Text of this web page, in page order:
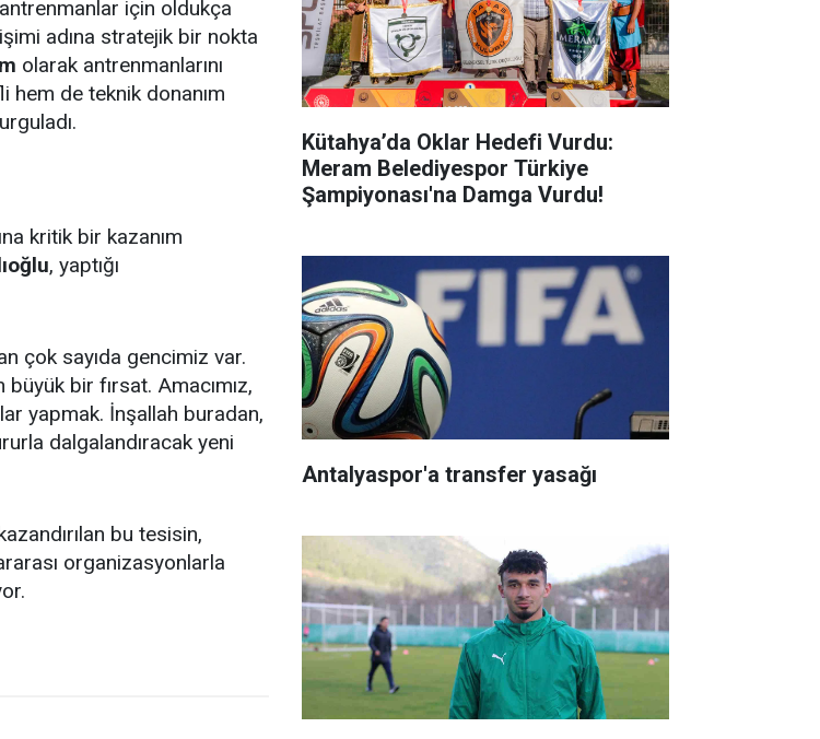
için oldukça
adına stratejik bir nokta
olarak antrenmanlarını
hem de teknik donanım
kritik bir kazanım
, yaptığı
çok sayıda gencimiz var.
bir fırsat. Amacımız,
yapmak. İnşallah buradan,
dalgalandıracak yeni
bu tesisin,
organizasyonlarla
Kütahya’da Oklar Hedefi Vurdu:
Meram Belediyespor Türkiye
Şampiyonası'na Damga Vurdu!
Antalyaspor'a transfer yasağı